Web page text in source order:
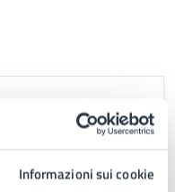
Informazioni sui cookie